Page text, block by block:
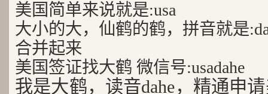
美国简单来说就是:usa
大小的大，仙鹤的鹤，拼音就是
合并起来
美国签证找大鹤 微信号:usadahe
我是大鹤，读音dahe，精通申